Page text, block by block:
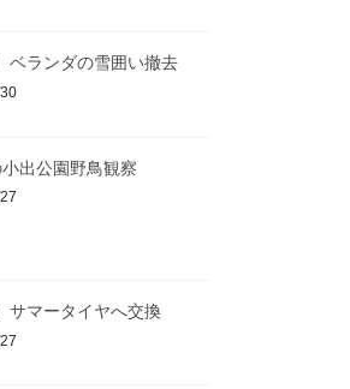
ベランダの雪囲い撤去
出公園野鳥観察
サマータイヤへ交換